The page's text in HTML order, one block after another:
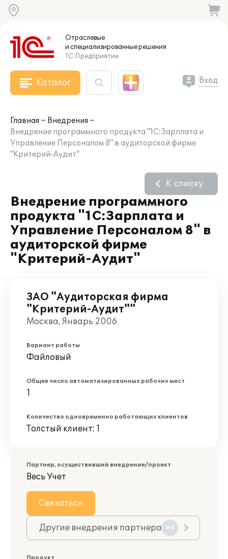
Отраслевые
и специализированныерешения
1С:Предприятие
Каталог Вход
Главная
Внедрения
Внедрение программного продукта "1С:Зарплата и
Управление Персоналом 8" в аудиторской фирме
"Критерий-Аудит"
Внедрение программного
продукта "1С:Зарплата и
Управление Персоналом 8" в
аудиторской фирме
"Критерий-Аудит"
К списку
ЗАО "Аудиторская фирма
"Критерий-Аудит""
Москва, Январь 2006
Вариант работы
Файловый
Общее число автоматизированных рабочих мест
1
Количество одновременно работающих клиентов
Толстый клиент: 1
Партнер, осуществивший внедрение/проект
Весь Учет
Связаться
Другие внедрения партнера 44